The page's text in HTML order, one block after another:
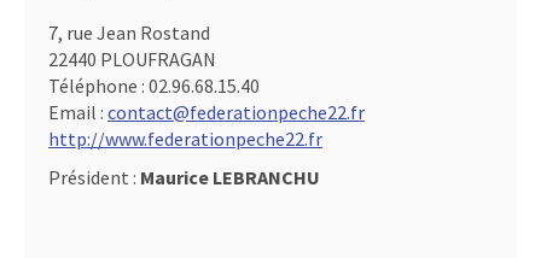
7, rue Jean Rostand
22440 PLOUFRAGAN
Téléphone : 02.96.68.15.40
Email : contact@federationpeche22.fr
http://www.federationpeche22.fr
Président : Maurice LEBRANCHU